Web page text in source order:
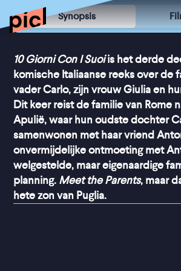
Synopsis
10 Giorni Con I Suoiis het derde
komische Italiaanse reeks over de
vader Carlo, zijn vrouw Giulia en
Dit keer reist de familie van Rome
Apulië, waar hun oudste dochter
samenwonen met haar vriend
onvermijdelijke ontmoeting met
welgestelde, maar eigenaardige
planning. Meet the Parents, maar
hete zon van Puglia.